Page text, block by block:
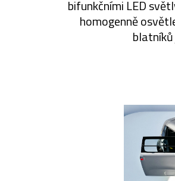
bifunkčními LED
homogenně